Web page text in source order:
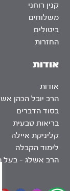
אודות
אודות
הרב יובל הכהן
בסוד הדברים
בריאות טבעית
קליניקת איילה
לימוד הקבלה
הרב אשלג – בעל
קנין רוחני
משלוחים
ביטולים
החזרות